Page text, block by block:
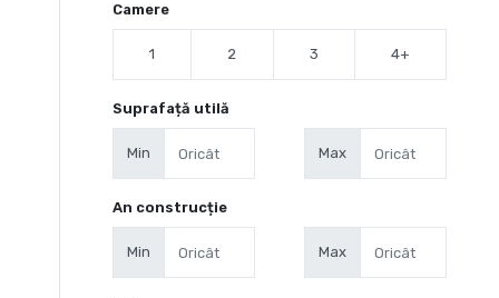
Camere
1 2 3 4+
Suprafață utilă
Min Max
An construcție
Min Max